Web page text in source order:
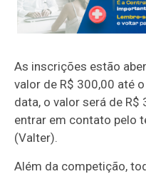
As inscrições estão
valor de R$ 300,00 até
data, o valor será de
entrar em contato pelo
(Valter).
Além da competição,